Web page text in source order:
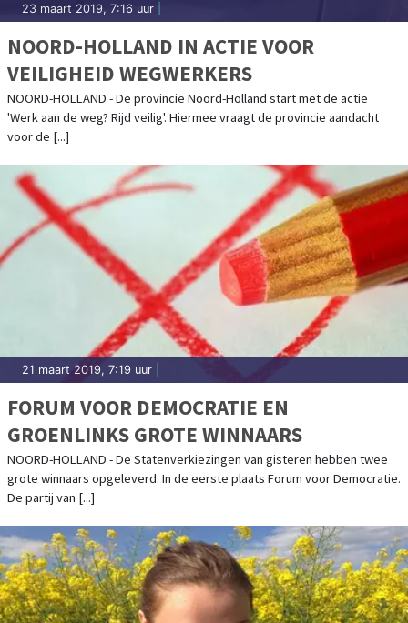
23 maart 2019, 7:16 uur
NOORD-HOLLAND IN ACTIE VOOR
VEILIGHEID WEGWERKERS
NOORD-HOLLAND - De provincie Noord-Holland start met de actie
'Werk aan de weg? Rijd veilig'. Hiermee vraagt de provincie aandacht
voor de [...]
21 maart 2019, 7:19 uur
FORUM VOOR DEMOCRATIE EN
GROENLINKS GROTE WINNAARS
NOORD-HOLLAND - De Statenverkiezingen van gisteren hebben twee
grote winnaars opgeleverd. In de eerste plaats Forum voor Democratie.
De partij van [...]